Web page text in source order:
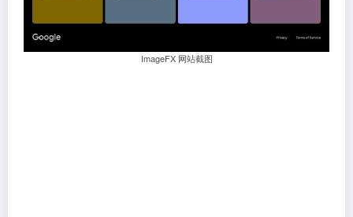
ImageFX 网站截图